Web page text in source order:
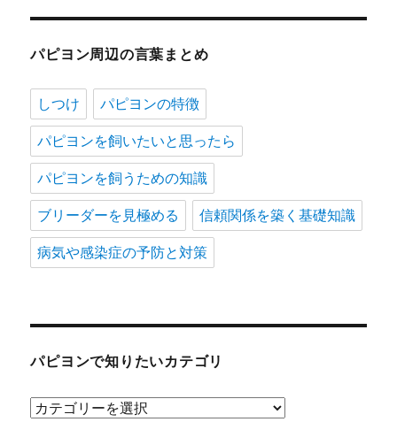
パピヨン周辺の言葉まとめ
しつけ パピヨンの特徴
パピヨンを飼いたいと思ったら
パピヨンを飼うための知識
ブリーダーを見極める 信頼関係を築く基礎知識
病気や感染症の予防と対策
パピヨンで知りたいカテゴリ
パ